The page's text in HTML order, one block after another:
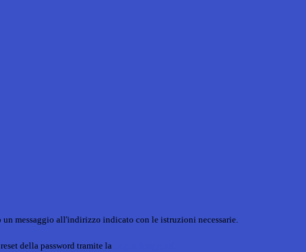
un messaggio all'indirizzo indicato con le istruzioni necessarie.
della password tramite la